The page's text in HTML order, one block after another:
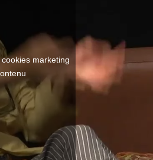
marketing